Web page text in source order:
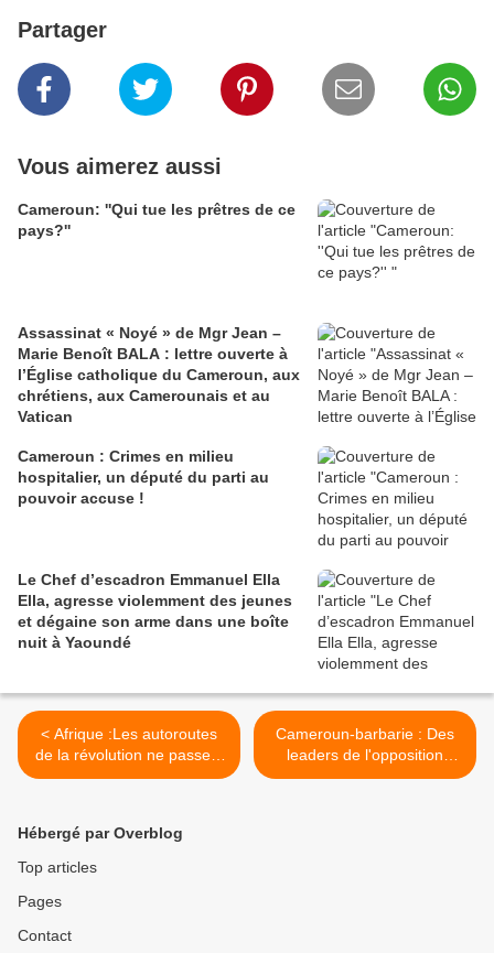
Partager
Vous aimerez aussi
Cameroun: ''Qui tue les prêtres de ce
pays?''
Assassinat « Noyé » de Mgr Jean –
Marie Benoît BALA : lettre ouverte à
l’Église catholique du Cameroun, aux
chrétiens, aux Camerounais et au
Vatican
Cameroun : Crimes en milieu
hospitalier, un député du parti au
pouvoir accuse !
Le Chef d’escadron Emmanuel Ella
Ella, agresse violemment des jeunes
et dégaine son arme dans une boîte
nuit à Yaoundé
< Afrique :Les autoroutes
de la révolution ne passent
pas par l'Afrique centrale !
Cameroun-barbarie : Des
leaders de l'opposition
enlevés et séquestrés par
Hébergé par Overblog
Top articles
Pages
Contact